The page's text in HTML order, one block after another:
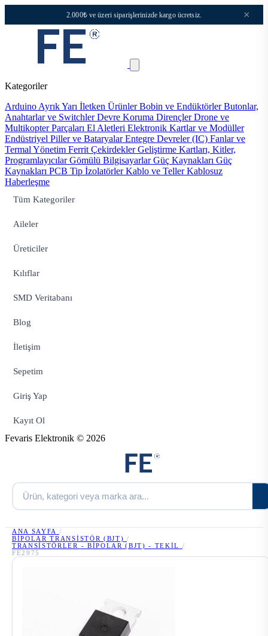
2.000₺ ve üzeri siparişlerinizde kargo ücretsiz. ×
Kategoriler
Arduino Ayrık Yarı İletken ÜrünlerBobin ve EndüktörlerButonlar,
Anahtarlar ve SwitchlerDevre Koruma DirençlerDrone ve
Multikopter Parçaları El Aletleri Elektronik Kartlar ve Modüller
Endüstriyel Piller ve BataryalarEntegre Devreler (IC) Fanlar ve
Termal Yönetim Ferrit ÇekirdeklerGeliştirme Kartları, Kitler,
ProgramlayıcılarGömülü BilgisayarlarGüç Kaynakları Güç
Kaynakları PCB Tip İzolatörlerKablo ve TellerKablosuz
Haberleşme
Tüm Kategoriler
Aileler
Üreticiler
Kılıflar
SMD Veritabanı
Blog
İletişim
Sepetim
Giriş Yap
Kayıt Ol
Fevaris Elektronik © 2026
ANA SAYFA /
BIPOLAR TRANSISTÖR (BJT) /
TRANSISTÖRLER - BIPOLAR (BJT) - TEKIL
/
FE2975